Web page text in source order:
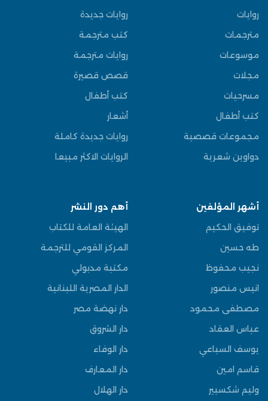
روايات
مترجمات
موسوعات
مجلات
مسرحيات
كتب أطفال
مجموعات قصصية
دواوين شعرية
روايات جديدة
كتب مترجمة
روايات مترجمة
قصص قصيرة
كتب أطفال
أشعار
روايات جديدة كاملة
الروايات الاكثر مبيعا
أشهر المؤلفين
توفيق الحكيم
طه حسين
نجيب محفوظ
انيس منصور
مصطفى محمود
عباس العقاد
يوسف السباعي
قاسم امين
وليم شكسبير
أهم دور النشر
الهيئة العامة للكتاب
المركز القومي للترجمة
مكتبة مدبولي
الدار المصرية اللبنانية
دار نهضة مصر
دار الشروق
دار الوفاء
دار المعارف
دار الهلال